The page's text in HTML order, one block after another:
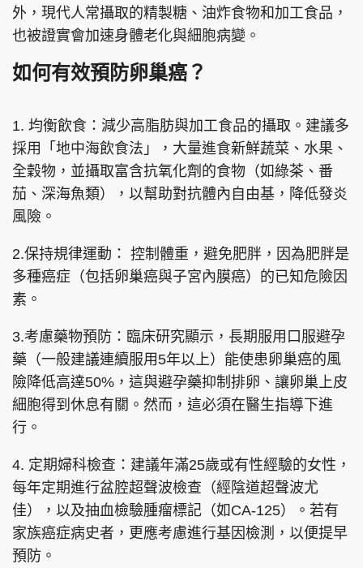
外，現代人常攝取的精製糖、油炸食物和加工食品，
也被證實會加速身體老化與細胞病變。
如何有效預防卵巢癌？
1. 均衡飲食：減少高脂肪與加工食品的攝取。建議多
採用「地中海飲食法」，大量進食新鮮蔬菜、水果、
全穀物，並攝取富含抗氧化劑的食物（如綠茶、番
茄、深海魚類），以幫助對抗體內自由基，降低發炎
風險。
2.保持規律運動： 控制體重，避免肥胖，因為肥胖是
多種癌症（包括卵巢癌與子宮內膜癌）的已知危險因
素。
3.考慮藥物預防：臨床研究顯示，長期服用口服避孕
藥（一般建議連續服用5年以上）能使患卵巢癌的風
險降低高達50%，這與避孕藥抑制排卵、讓卵巢上皮
細胞得到休息有關。然而，這必須在醫生指導下進
行。
4. 定期婦科檢查：建議年滿25歲或有性經驗的女性，
每年定期進行盆腔超聲波檢查（經陰道超聲波尤
佳），以及抽血檢驗腫瘤標記（如CA-125）。若有
家族癌症病史者，更應考慮進行基因檢測，以便提早
預防。